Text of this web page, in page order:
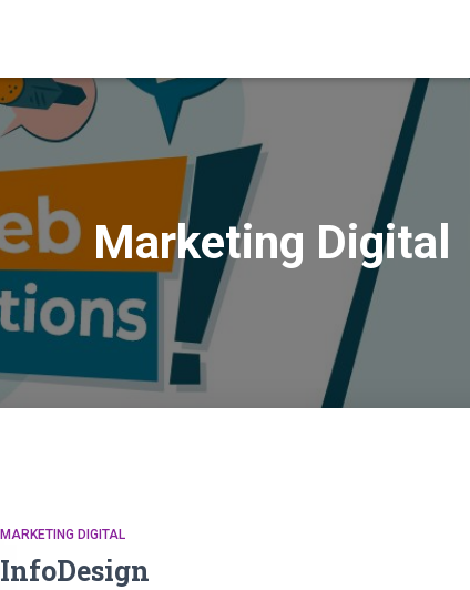
Marketing Digital
MARKETING DIGITAL
InfoDesign